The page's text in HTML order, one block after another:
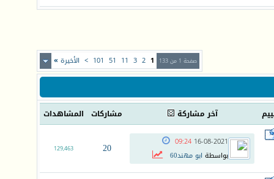
صفحة 1 من 133 1
2
3
11
51
101
> الأخيرة »
آخر مشاركة مشاركات المشاهدات
16-08-2021
09:24
بواسطة ابو مهند60 20
129,463